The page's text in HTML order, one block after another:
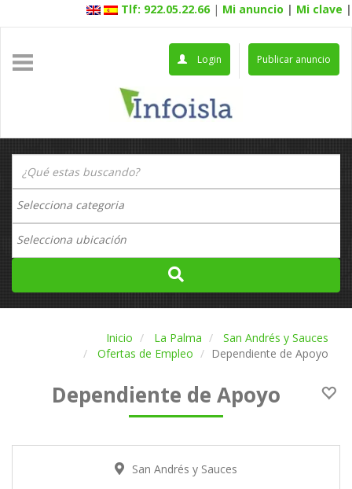
Tlf: 922.05.22.66 | Mi anuncio | Mi clave |
Publicar anuncio
Login
Inicio La Palma
San Andrés y Sauces
Ofertas de Empleo
Dependiente de Apoyo
Dependiente de Apoyo
San Andrés y Sauces